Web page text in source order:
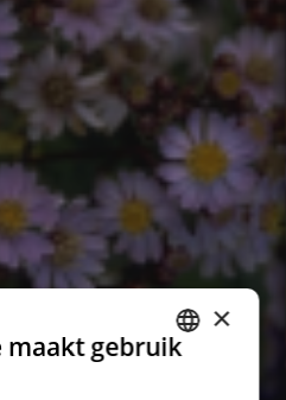
×
maakt gebruik